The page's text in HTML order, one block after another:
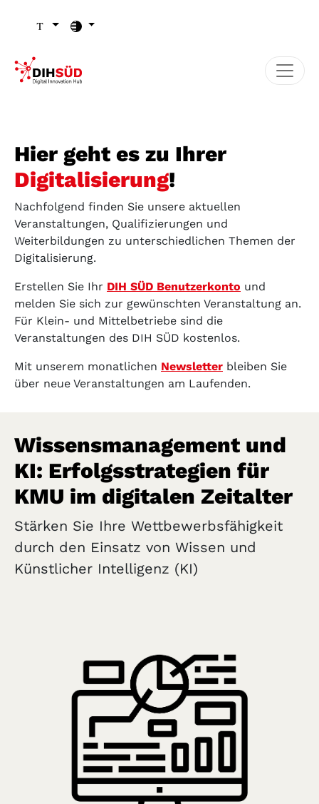
Hier geht es zu Ihrer
Digitalisierung!
Nachfolgend finden Sie unsere aktuellen
Veranstaltungen, Qualifizierungen und
Weiterbildungen zu unterschiedlichen Themen der
Digitalisierung.
Erstellen Sie Ihr DIH SÜD Benutzerkonto und
melden Sie sich zur gewünschten Veranstaltung an.
Für Klein- und Mittelbetriebe sind die
Veranstaltungen des DIH SÜD kostenlos.
Mit unserem monatlichen Newsletter bleiben Sie
über neue Veranstaltungen am Laufenden.
Wissensmanagement und
KI: Erfolgsstrategien für
KMU im digitalen Zeitalter
Stärken Sie Ihre Wettbewerbsfähigkeit
durch den Einsatz von Wissen und
Künstlicher Intelligenz (KI)